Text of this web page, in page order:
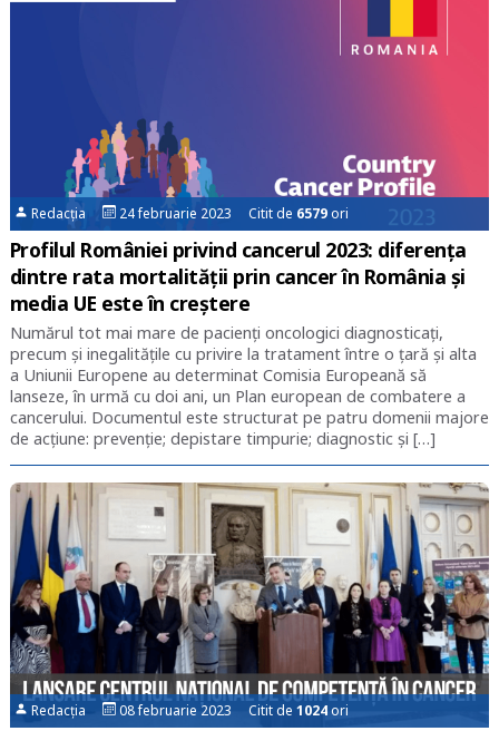
Redacția 24 februarie 2023 Citit de 6579ori
Profilul României privind cancerul 2023: diferența
dintre rata mortalității prin cancer în România și
media UE este în creștere
Numărul tot mai mare de pacienți oncologici diagnosticați,
precum și inegalitățile cu privire la tratament între o țară și alta
a Uniunii Europene au determinat Comisia Europeană să
lanseze, în urmă cu doi ani, un Plan european de combatere a
cancerului. Documentul este structurat pe patru domenii majore
de acțiune: prevenție; depistare timpurie; diagnostic și […]
Redacția 08 februarie 2023 Citit de1024ori